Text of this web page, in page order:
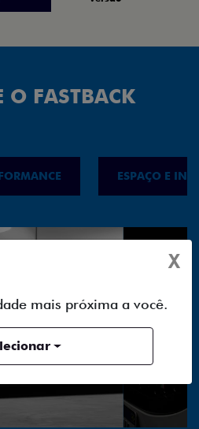
O FASTBACK
ESPAÇO E
X
mais próxima a você.